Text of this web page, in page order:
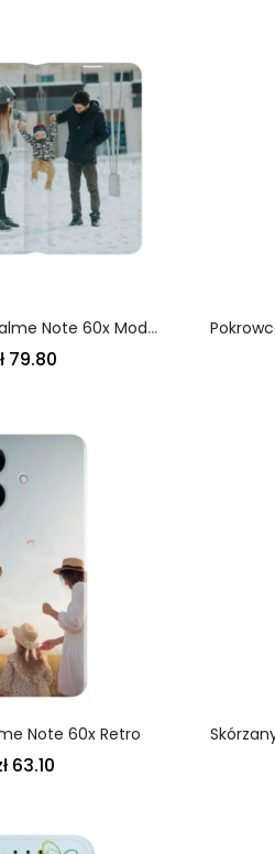
Etui Folio Do Realme Note 60x Modny
79.80
Note 60x Retro
63.10